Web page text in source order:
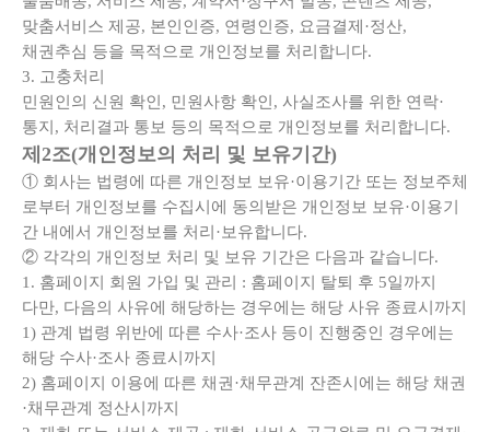
맞춤서비스 제공, 본인인증, 연령인증, 요금결제·정산,
채권추심 등을 목적으로 개인정보를 처리합니다.
3. 고충처리
민원인의 신원 확인, 민원사항 확인, 사실조사를 위한 연락·
통지, 처리결과 통보 등의 목적으로 개인정보를 처리합니다.
제2조(개인정보의 처리 및 보유기간)
① 회사는 법령에 따른 개인정보 보유·이용기간 또는 정보주체
로부터 개인정보를 수집시에 동의받은 개인정보 보유·이용기
간 내에서 개인정보를 처리·보유합니다.
② 각각의 개인정보 처리 및 보유 기간은 다음과 같습니다.
1. 홈페이지 회원 가입 및 관리 : 홈페이지 탈퇴 후 5일까지
다만, 다음의 사유에 해당하는 경우에는 해당 사유 종료시까지
1) 관계 법령 위반에 따른 수사·조사 등이 진행중인 경우에는
해당 수사·조사 종료시까지
2) 홈페이지 이용에 따른 채권·채무관계 잔존시에는 해당 채권
·채무관계 정산시까지